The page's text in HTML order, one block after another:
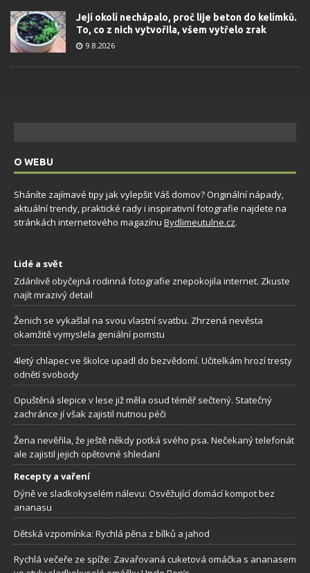
Její okolí nechápalo, proč lije beton do kelímků.
To, co z nich vytvořila, všem vytřelo zrak
9.8.2026
O WEBU
Sháníte zajímavé tipy jak vylepšit Váš domov? Originální nápady,
aktuální trendy, praktické rady i inspirativní fotografie najdete na
stránkách internetového magazínu Bydlimeutulne.cz.
Lidé a svět
Zdánlivě obyčejná rodinná fotografie znepokojila internet. Zkuste
najít mrazivý detail
Ženich se vykašlal na svou vlastní svatbu. Zhrzená nevěsta
okamžitě vymyslela geniální pomstu
4letý chlapec ve školce upadl do bezvědomí. Učitelkám hrozí tresty
odnětí svobody
Opuštěná slepice v lese již měla osud téměř sečtený. Statečný
zachránce jí však zajistil nutnou péči
Žena nevěřila, že ještě někdy potká svého psa. Nečekaný telefonát
ale zajistil jejich opětovné shledaní
Recepty a vaření
Dýně ve sladkokyselém nálevu: Osvěžující domácí kompot bez
ananasu
Dětská vzpomínka: Rychlá pěna z bílků a jahod
Rychlá večeře ze spíže: Zavařovaná cuketová omáčka s ananasem